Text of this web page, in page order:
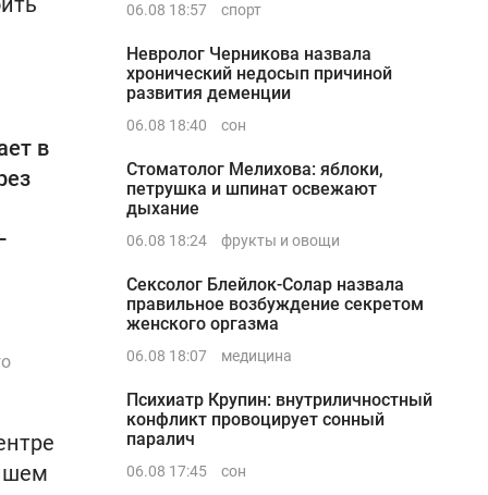
в
06.08 18:57 спорт
Невролог Черникова назвала
хронический недосып причиной
развития деменции
06.08 18:40 сон
Стоматолог Мелихова: яблоки,
петрушка и шпинат освежают
дыхание
06.08 18:24 фрукты и овощи
Сексолог Блейлок-Солар назвала
правильное возбуждение секретом
женского оргазма
06.08 18:07 медицина
Психиатр Крупин: внутриличностный
конфликт провоцирует сонный
паралич
06.08 17:45 сон